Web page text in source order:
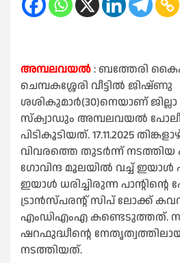
അമ്പലവയൽ: ബത്തേരി
ചെമ്പകശ്ശേരി വീട്ടിൽ ജിഷ്ണു
ശശികുമാർ(30)നെയാണ്
സ്ക്വാഡും അമ്പലവയൽ
പിടികൂടിയത്. 17.11.2025
വിവരത്തെ തുടർന്ന്
ഗോവിന്ദ മൂലയിൽ വച്ച് ഇയാൾ
ഇയാൾ ധരിച്ചിരുന്ന പാന്റിന്റെ
ട്രാൻസ്പരന്റ് സിപ് ലോക്ക്
എംഡിഎംഎ കണ്ടെടുത്തത്.
ഷറഫുദ്ധീന്റെ
നടത്തിയത്.